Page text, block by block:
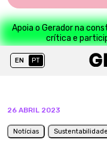
Apoia o Gerador na
crítica e
EN PT
26 ABRIL 2023
Notícias Sustentabilidade